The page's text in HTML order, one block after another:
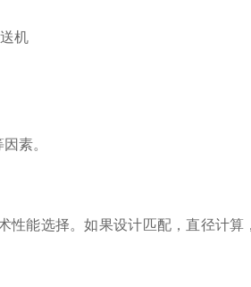
素。
能选择。如果设计匹配，直径计算